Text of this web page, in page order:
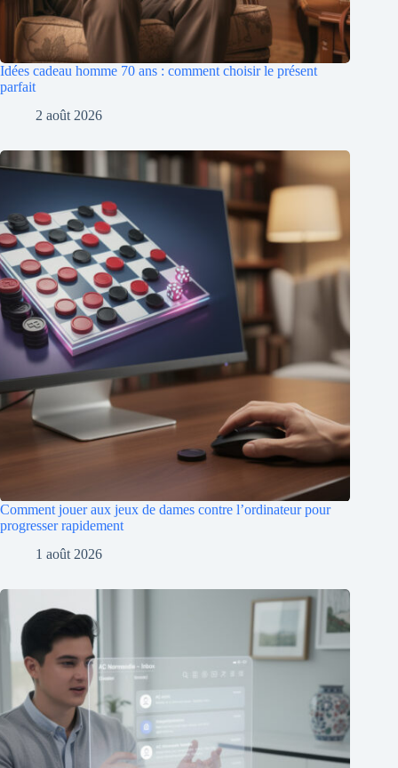
Idées cadeau homme 70 ans : comment choisir le présent
parfait
2 août 2026
Comment jouer aux jeux de dames contre l’ordinateur pour
progresser rapidement
1 août 2026